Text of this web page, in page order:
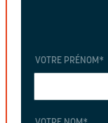
VOTRE PRÉNOM *